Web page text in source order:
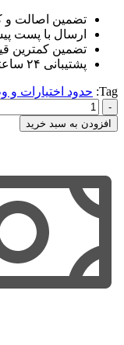
تضمین اصالت و
ارسال با پست
تضمین کمترین
پشتیبانی ۲۴ ساعته
Tag: حدود اختیارات
حدود
اختیارات
و
دادگستری
عدد
افزودن به سبد خرید